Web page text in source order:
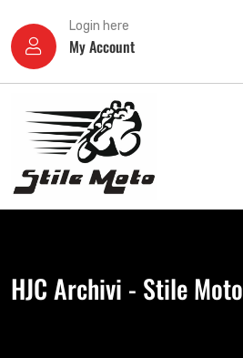
Login here
My Account
HJC Archivi - Stile Moto